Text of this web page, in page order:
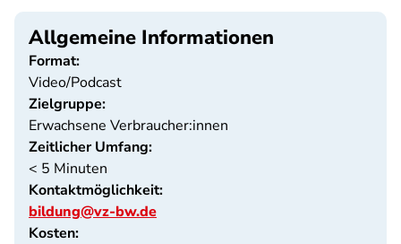
Allgemeine Informationen
Format:
Video/Podcast
Zielgruppe:
Erwachsene Verbraucher:innen
Zeitlicher Umfang:
< 5 Minuten
Kontaktmöglichkeit:
bildung@vz-bw.de
Kosten: